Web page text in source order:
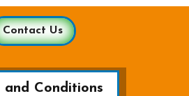
Contact Us
and Conditions